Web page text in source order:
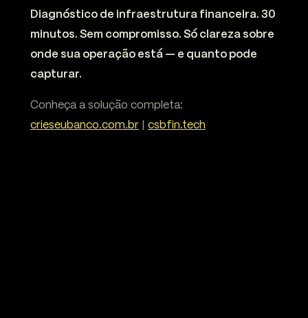
Diagnóstico de infraestrutura financeira. 30
minutos. Sem compromisso. Só clareza sobre
onde sua operação está — e quanto pode
capturar.
Conheça a solução completa:
crieseubanco.com.br
csbfin.tech